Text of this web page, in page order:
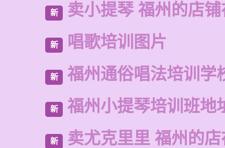
新 卖小提琴 福州的店
新 唱歌培训图片
新 福州通俗唱法培训学
新 福州小提琴培训班地
新 卖尤克里里 福州的